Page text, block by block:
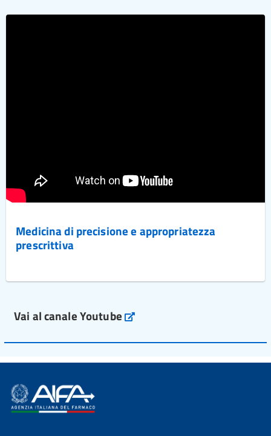
Medicina di precisione e appropriatezza
prescrittiva
Vai al canale Youtube